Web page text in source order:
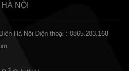
HÀ NỘI
Hà Nội Điện thoại : 0865.283.168